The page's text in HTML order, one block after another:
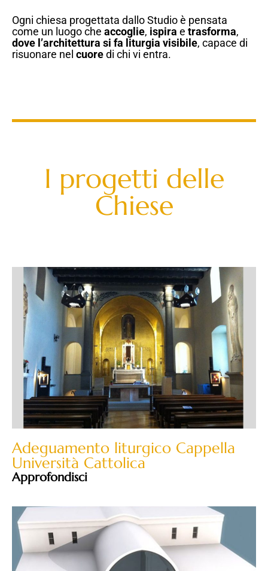
Ogni chiesa progettata dallo Studio è pensata
come un luogo che accoglie, ispira e trasforma,
dove l’architettura si fa liturgia visibile, capace di
risuonare nel cuoredi chi vi entra.
I progetti delle
Chiese
Adeguamento liturgico Cappella
Università Cattolica
Approfondisci